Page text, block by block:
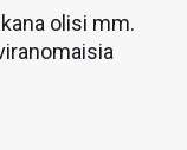
olisi mm.